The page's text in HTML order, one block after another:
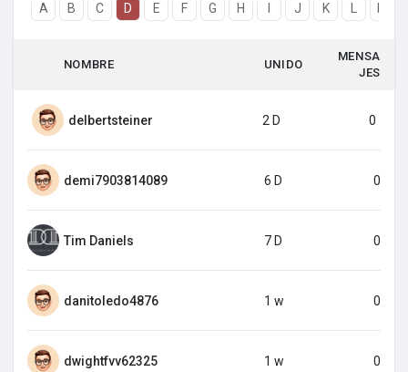
A B C D E F G H J K
NOMBRE UNIDO
MENSA
JES
delbertsteiner 2 D 0
demi7903814089 6 D 0
Tim Daniels 7 D 0
danitoledo4876 1 w 0
dwightfvv62325 1 w 0